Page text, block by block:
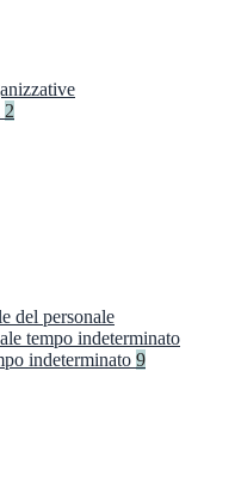
2
del personale
tempo indeterminato
indeterminato 9